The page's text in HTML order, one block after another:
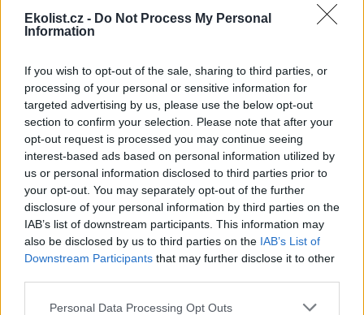
Ekolist.cz - Do Not Process My Personal
Information
If you wish to opt-out of the sale, sharing to third parties, or
processing of your personal or sensitive information for
targeted advertising by us, please use the below opt-out
section to confirm your selection. Please note that after your
opt-out request is processed you may continue seeing
interest-based ads based on personal information utilized by
us or personal information disclosed to third parties prior to
your opt-out. You may separately opt-out of the further
disclosure of your personal information by third parties on the
IAB’s list of downstream participants. This information may
also be disclosed by us to third parties on the IAB’s List of
Downstream Participants that may further disclose it to other
Personal Data Processing Opt Outs
umístili přístroje do Modlanské
nádrže ve stejném okresu. Vodu pomáhá provzdušňovat technika.
informoval mluvčí severočeských rybářů Jan Skalský.
V září začne dvouletá rozsáhlá oprava Veseckého
rybníka v Liberci
31.7.2026 19:19 | LIBEREC (ČTK)
Rozsáhlá oprava Veseckého
rybníka v Liberci, známého i
pod názvem Tajch, začne v
září. Práce na historickém
vodním díle, které je zároveň
oblíbeným místem k rekreaci, potrvají do poloviny roku 2028 a
vyžádají si téměř 23 milionů korun bez DPH. Celkové obnovy se
přínosem úprav bude zvýšení bezpečnosti při povodních, uvedl
mluvčí státního podniku Povodí Labe Aleš Prokopec.